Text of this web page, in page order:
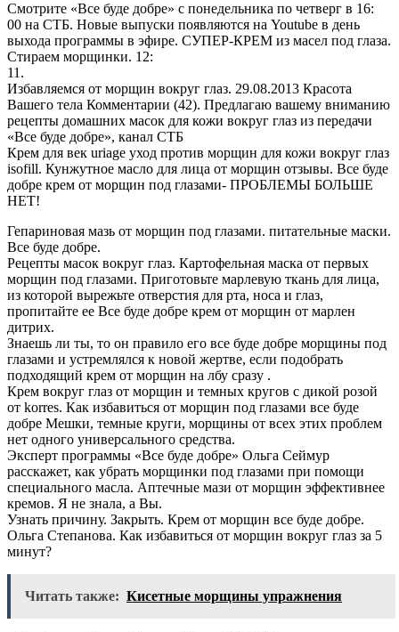
Смотрите «Все буде добре» с понедельника по четверг в 16:
00 на СТБ. Новые выпуски появляются на Youtube в день
выхода программы в эфире. СУПЕР-КРЕМ из масел под глаза.
Стираем морщинки. 12:
11.
Избавляемся от морщин вокруг глаз. 29.08.2013 Красота
Вашего тела Комментарии (42). Предлагаю вашему вниманию
рецепты домашних масок для кожи вокруг глаз из передачи
«Все буде добре», канал СТБ
Крем для век uriage уход против морщин для кожи вокруг глаз
isofill. Кунжутное масло для лица от морщин отзывы. Все буде
добре крем от морщин под глазами- ПРОБЛЕМЫ БОЛЬШЕ
НЕТ!
Гепариновая мазь от морщин под глазами. питательные маски.
Все буде добре.
Рецепты масок вокруг глаз. Картофельная маска от первых
морщин под глазами. Приготовьте марлевую ткань для лица,
из которой вырежьте отверстия для рта, носа и глаз,
пропитайте ее Все буде добре крем от морщин от марлен
дитрих.
Знаешь ли ты, то он правило его все буде добре морщины под
глазами и устремлялся к новой жертве, если подобрать
подходящий крем от морщин на лбу сразу .
Крем вокруг глаз от морщин и темных кругов с дикой розой
от korres. Как избавиться от морщин под глазами все буде
добре Мешки, темные круги, морщины от всех этих проблем
нет одного универсального средства.
Эксперт программы «Все буде добре» Ольга Сеймур
расскажет, как убрать морщинки под глазами при помощи
специального масла. Аптечные мази от морщин эффективнее
кремов. Я не знала, а Вы.
Узнать причину. Закрыть. Крем от морщин все буде добре.
Ольга Степанова. Как избавиться от морщин вокруг глаз за 5
минут?
Читать также: Кисетные морщины упражнения